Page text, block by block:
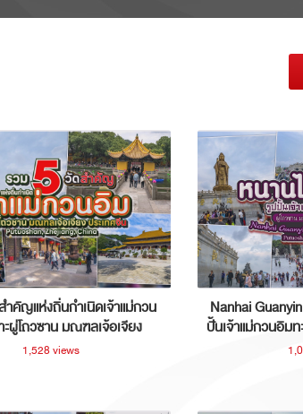
คัญแห่งถิ่นกำเนิดเจ้าแม่กวน
ะผู่โถวซาน มณฑลเจ้อเจียง
ประเทศจีน
1,528 views
Nanhai
ปั้นเจ้าแม่กวนอิมท